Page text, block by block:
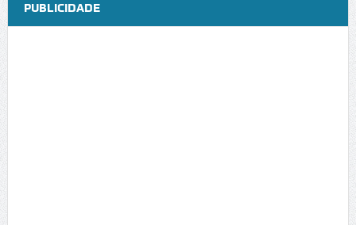
PUBLICIDADE